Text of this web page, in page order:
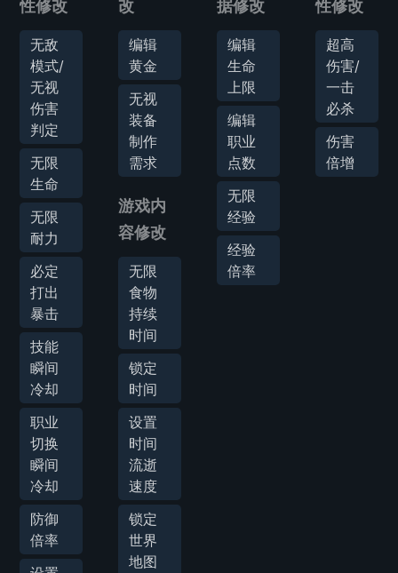
性修改
无敌
模式/
无视
伤害
判定
无限
生命
无限
耐力
必定
打出
暴击
技能
瞬间
冷却
职业
切换
瞬间
冷却
防御
倍率
改
编辑
黄金
无视
装备
制作
需求
游戏内
容修改
无限
食物
持续
时间
锁定
时间
设置
时间
流逝
速度
锁定
世界
地图
据修改
编辑
生命
上限
编辑
职业
点数
无限
经验
经验
倍率
性修改
超高
伤害/
一击
必杀
伤害
倍增